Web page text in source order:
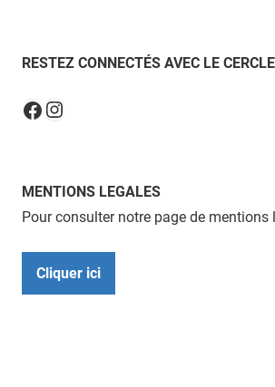
RESTEZ CONNECTÉS AVEC LE CERCLE
Facebook
Instagram
MENTIONS LEGALES
Pour consulter notre page de mentions
Cliquer ici